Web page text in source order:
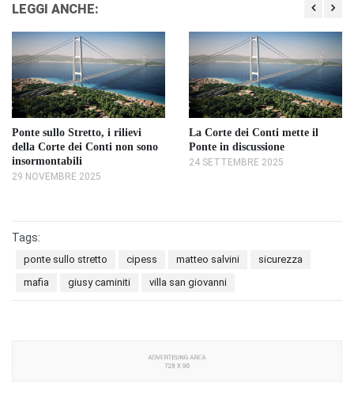
LEGGI ANCHE:
Ponte sullo Stretto, i rilievi
della Corte dei Conti non sono
insormontabili
29 NOVEMBRE 2025
La Corte dei Conti mette il
Ponte in discussione
24 SETTEMBRE 2025
Tags:
ponte sullo stretto cipess matteo salvini
sicurezza
mafia
giusy caminiti villa san giovanni